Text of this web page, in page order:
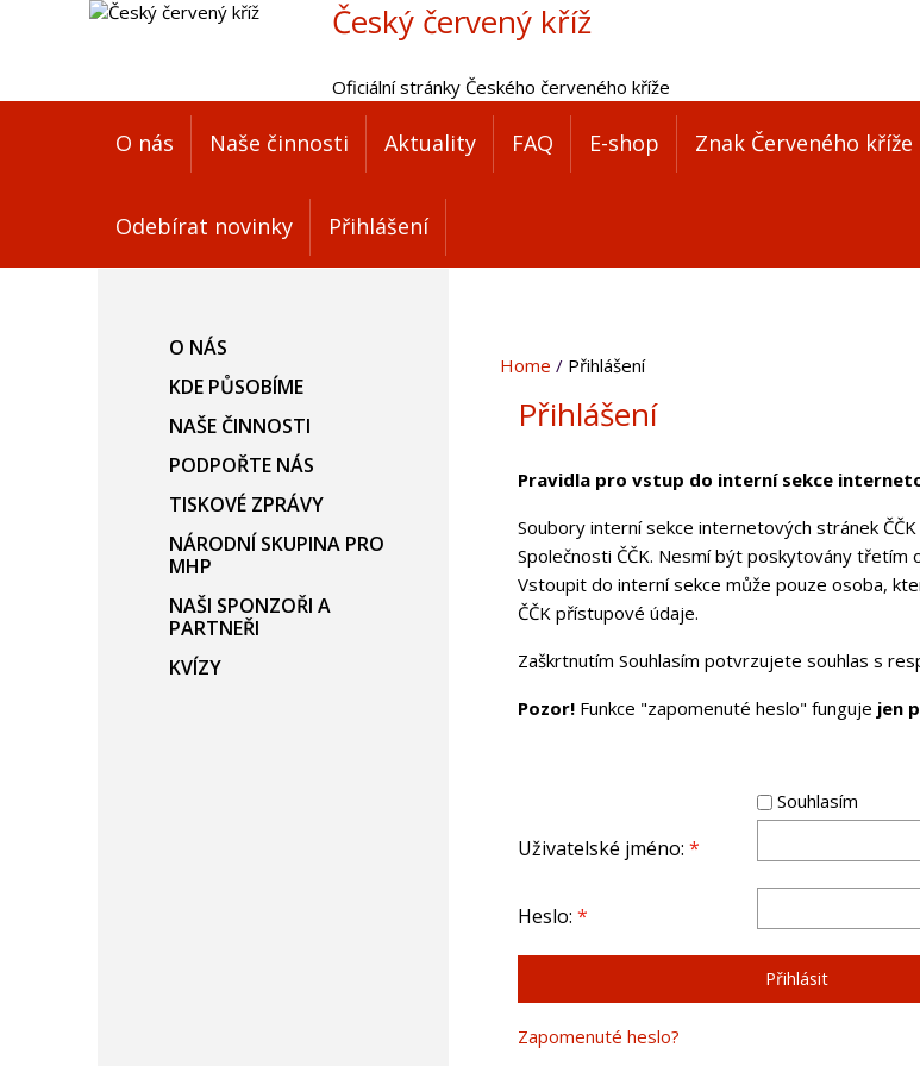
Český červený kříž
Oficiální stránky Českého červeného kříže
O nás Naše činnosti Aktuality FAQ E-shop Znak Červeného kříže
Odebírat novinky Přihlášení
Home Přihlášení
Přihlášení
Pravidla pro vstup do interní sekce
Soubory interní sekce internetových stránek
Společnosti ČČK. Nesmí být poskytovány třetím
Vstoupit do interní sekce může pouze osoba,
ČČK přístupové údaje.
Zaškrtnutím Souhlasím potvrzujete souhlas s
Pozor!Funkce "zapomenuté heslo" funguje jen
Souhlasím
Uživatelské jméno: *
Heslo: *
Zapomenuté heslo?
O NÁS
KDE PŮSOBÍME
NAŠE ČINNOSTI
PODPOŘTE NÁS
TISKOVÉ ZPRÁVY
NÁRODNÍ SKUPINA PRO
MHP
NAŠI SPONZOŘI A
PARTNEŘI
KVÍZY